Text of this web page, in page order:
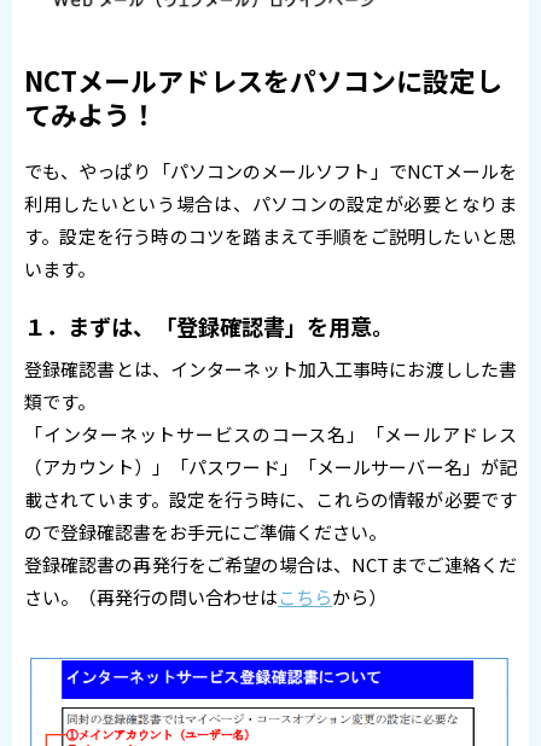
NCTメールアドレスをパソコンに設定し
てみよう！
でも、やっぱり「パソコンのメールソフト」でNCTメールを
利用したいという場合は、パソコンの設定が必要となりま
す。設定を行う時のコツを踏まえて手順をご説明したいと思
います。
１．まずは、「登録確認書」を用意。
登録確認書とは、インターネット加入工事時にお渡しした書
類です。
「インターネットサービスのコース名」「メールアドレス
（アカウント）」「パスワード」「メールサーバー名」が記
載されています。設定を行う時に、これらの情報が必要です
ので登録確認書をお手元にご準備ください。
登録確認書の再発行をご希望の場合は、NCTまでご連絡くだ
さい。（再発行の問い合わせはこちらから）